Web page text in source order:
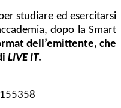
studiare ed esercitarsi
dopo la Smart
dell’emittente, che
LIVE IT.